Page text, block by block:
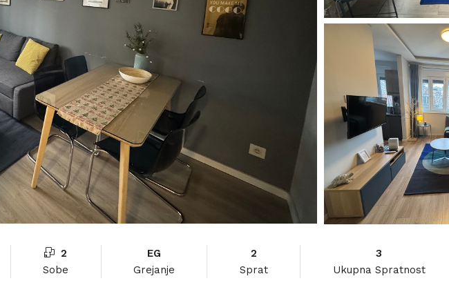
2
Sobe
EG
Grejanje
2
Sprat
3
Ukupna Spratnost